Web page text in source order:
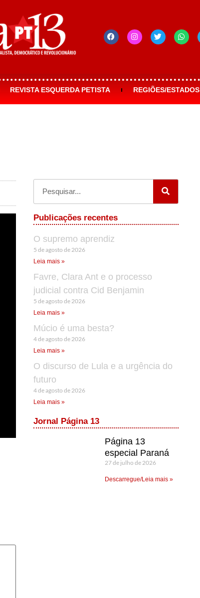
REVISTA ESQUERDA PETISTA REGIÕES/ESTADOS
Publicações recentes
O supremo aprendiz
5 de agosto de 2026
Leia mais »
Favre, Clara Ant e o processo
judicial contra Cid Benjamin
5 de agosto de 2026
Leia mais »
Múcio é uma besta?
4 de agosto de 2026
Leia mais »
O discurso de Lula e a urgência do
futuro
4 de agosto de 2026
Leia mais »
Jornal Página 13
Página 13
especial Paraná
27 de julho de 2026
Descarregue/Leia mais »